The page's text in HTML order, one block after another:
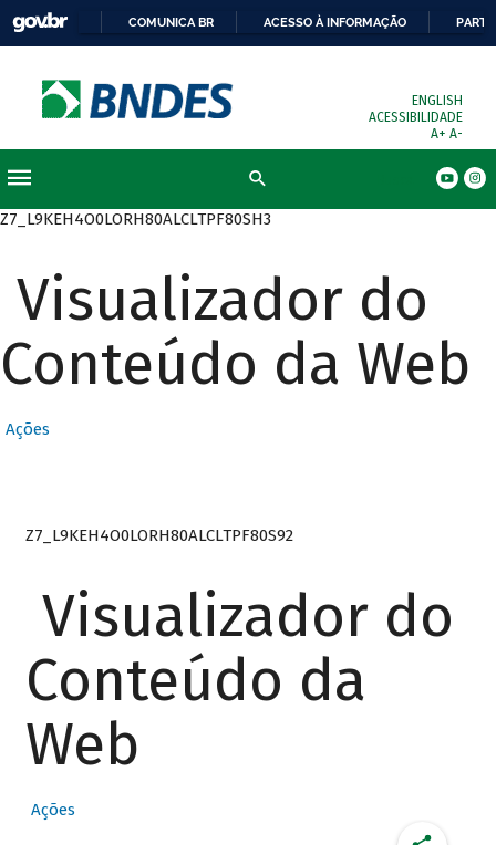
COMUNICA BR ACESSO À INFORMAÇÃO
ENGLISH
ACESSIBILIDADE
A+ A-
Z7_L9KEH4O0LORH80ALCLTPF80SH3
Visualizador do
Conteúdo da Web
Ações
Z7_L9KEH4O0LORH80ALCLTPF80S92
Visualizador do
Conteúdo da
Web
Ações